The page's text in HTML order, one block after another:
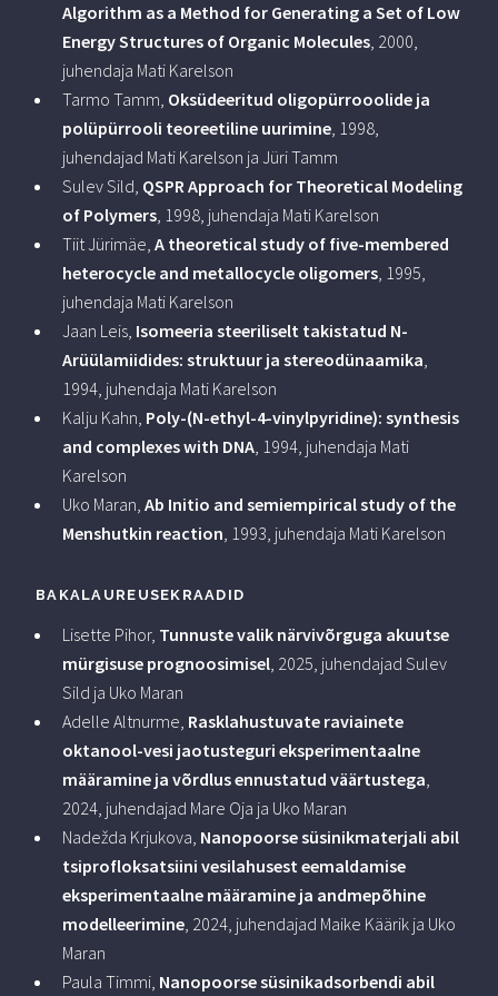
Algorithm as a Method for Generating a Set of Low
Energy Structures of Organic Molecules , 2000,
juhendaja Mati Karelson
Tarmo Tamm, Oksüdeeritud oligopürrooolide ja
polüpürrooli teoreetiline uurimine , 1998,
juhendajad Mati Karelson ja Jüri Tamm
Sulev Sild, QSPR Approach for Theoretical Modeling
of Polymers , 1998, juhendaja Mati Karelson
Tiit Jürimäe, A theoretical study of five-membered
heterocycle and metallocycle oligomers , 1995,
juhendaja Mati Karelson
Jaan Leis, Isomeeria steeriliselt takistatud N-
Arüülamiidides: struktuur ja stereodünaamika
1994, juhendaja Mati Karelson
Kalju Kahn, Poly-(N-ethyl-4-vinylpyridine): synthesis
and complexes with DNA , 1994, juhendaja Mati
Karelson
Uko Maran, Ab Initio and semiempirical study of the
Menshutkin reaction , 1993, juhendaja Mati Karelson
BAKALAUREUSEKRAADID
Lisette Pihor, Tunnuste valik närvivõrguga akuutse
mürgisuse prognoosimisel, 2025, juhendajad Sulev
Sild ja Uko Maran
Adelle Altnurme, Rasklahustuvate raviainete
oktanool-vesi jaotusteguri eksperimentaalne
määramine ja võrdlus ennustatud väärtustega,
2024, juhendajad Mare Oja ja Uko Maran
Nadežda Krjukova, Nanopoorse süsinikmaterjali abil
tsiprofloksatsiini vesilahusest eemaldamise
eksperimentaalne määramine ja andmepõhine
modelleerimine, 2024, juhendajad Maike Käärik ja Uko
Maran
Paula Timmi, Nanopoorse süsinikadsorbendi abil